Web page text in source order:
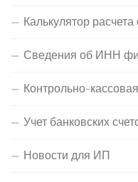
Калькулятор
Сведения об ИНН
Контрольно-
Учет банковских
Новости для ИП